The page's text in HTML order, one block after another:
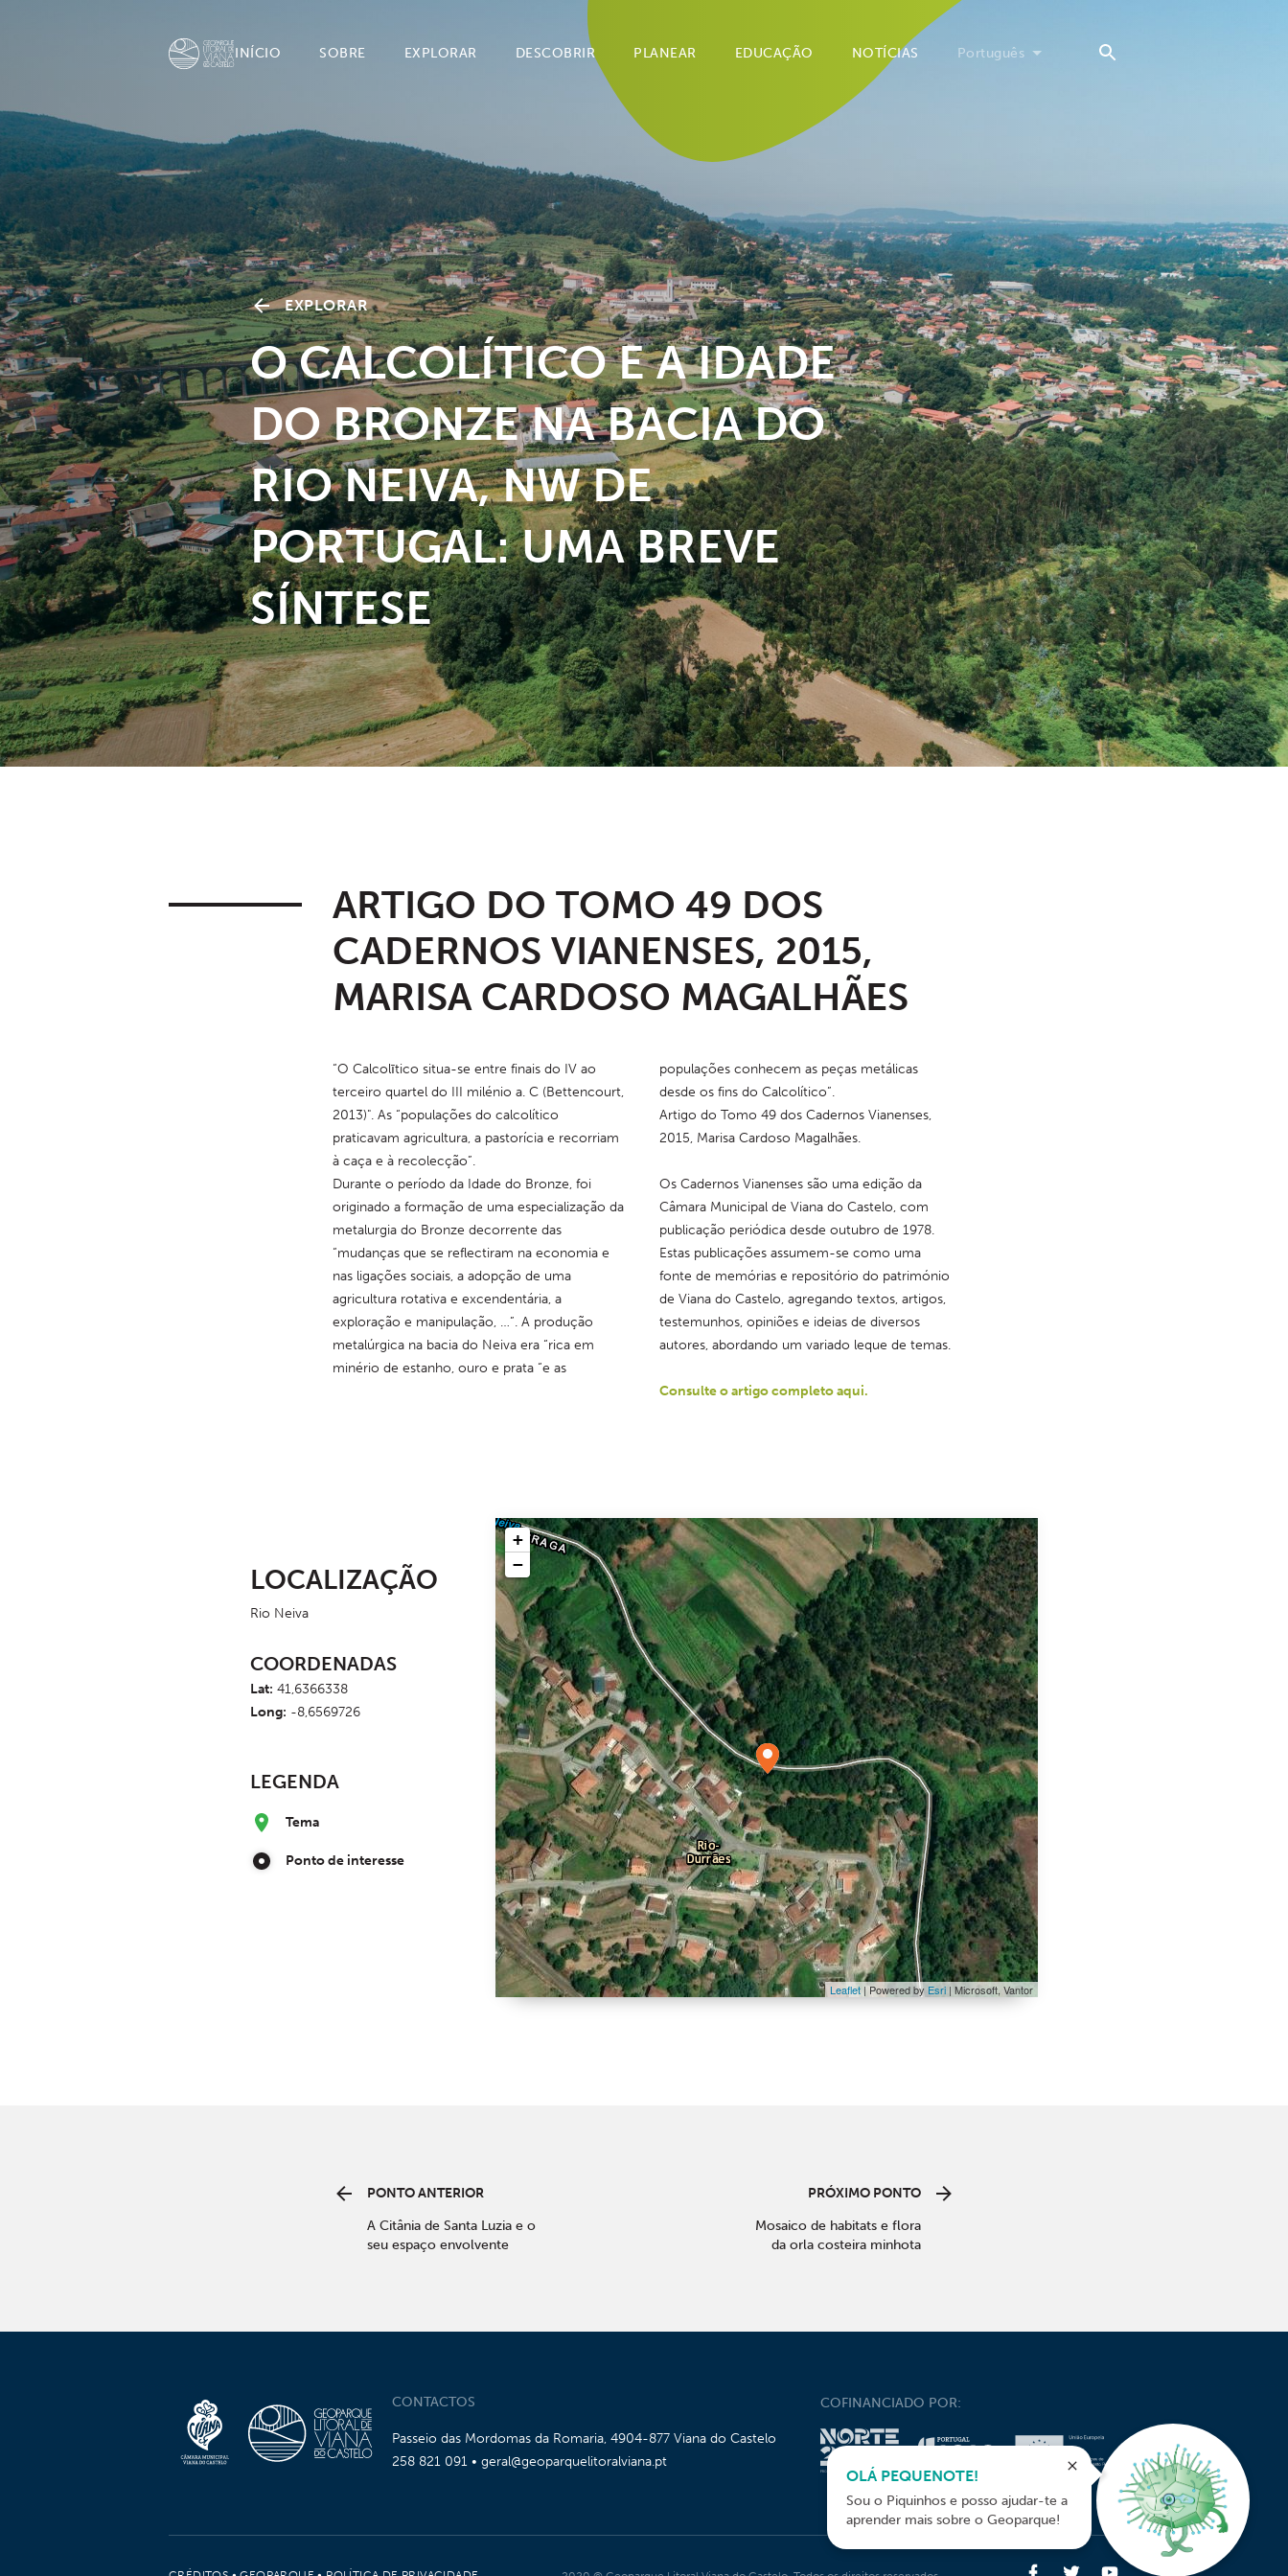
INÍCIO SOBRE EXPLORAR DESCOBRIR PLANEAR EDUCAÇÃO NOTÍCIAS
EXPLORAR
O CALCOLÍTICO E A IDADE
DO BRONZE NA BACIA DO
RIO NEIVA, NW DE
PORTUGAL: UMA BREVE
SÍNTESE
ARTIGO DO TOMO 49 DOS
CADERNOS VIANENSES, 2015,
MARISA CARDOSO MAGALHÃES
“O Calcolītico situa-se entre finais do IV ao
terceiro quartel do III milénio a. C (Bettencourt,
2013)". As “populações do calcolítico
praticavam agricultura, a pastorícia e recorriam
à caça e à recolecção”.
Durante o período da Idade do Bronze, foi
originado a formação de uma especialização da
metalurgia do Bronze decorrente das
“mudanças que se reflectiram na economia e
nas ligações sociais, a adopção de uma
agricultura rotativa e excendentária, a
exploração e manipulação, …”. A produção
metalúrgica na bacia do Neiva era “rica em
minério de estanho, ouro e prata “e as
populações conhecem as peças metálicas
desde os fins do Calcolítico”.
Artigo do Tomo 49 dos Cadernos Vianenses,
2015, Marisa Cardoso Magalhães.
Os Cadernos Vianenses são uma edição da
Câmara Municipal de Viana do Castelo, com
publicação periódica desde outubro de 1978.
Estas publicações assumem-se como uma
fonte de memórias e repositório do património
de Viana do Castelo, agregando textos, artigos,
testemunhos, opiniões e ideias de diversos
autores, abordando um variado leque de temas.
Consulte o artigo completo aqui.
LOCALIZAÇÃO
Rio Neiva
COORDENADAS
Lat: 41,6366338
Long: -8,6569726
LEGENDA
Tema
Ponto de interesse
+
−
Leaflet| Powered by Esri| Microsoft, Vantor
OLÁ PEQUENOTE!
Sou o Piquinhos e posso ajudar-te a
aprender mais sobre o Geoparque!
PONTO ANTERIOR
A Citânia de Santa Luzia e o
seu espaço envolvente
PRÓXIMO PONTO
Mosaico de habitats e flora
da orla costeira minhota
CONTACTOS
Passeio das Mordomas da Romaria, 4904-877 Viana do Castelo
258 821 091 • geral@geoparquelitoralviana.pt
COFINANCIADO POR: